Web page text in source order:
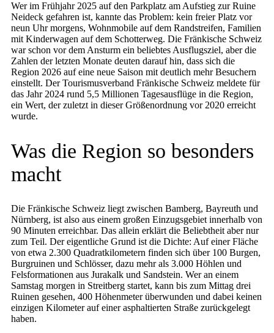
Wer im Frühjahr 2025 auf den Parkplatz am Aufstieg zur Ruine
Neideck gefahren ist, kannte das Problem: kein freier Platz vor
neun Uhr morgens, Wohnmobile auf dem Randstreifen, Familien
mit Kinderwagen auf dem Schotterweg. Die Fränkische Schweiz
war schon vor dem Ansturm ein beliebtes Ausflugsziel, aber die
Zahlen der letzten Monate deuten darauf hin, dass sich die
Region 2026 auf eine neue Saison mit deutlich mehr Besuchern
einstellt. Der Tourismusverband Fränkische Schweiz meldete für
das Jahr 2024 rund 5,5 Millionen Tagesausflüge in die Region,
ein Wert, der zuletzt in dieser Größenordnung vor 2020 erreicht
wurde.
Was die Region so besonders
macht
Die Fränkische Schweiz liegt zwischen Bamberg, Bayreuth und
Nürnberg, ist also aus einem großen Einzugsgebiet innerhalb von
90 Minuten erreichbar. Das allein erklärt die Beliebtheit aber nur
zum Teil. Der eigentliche Grund ist die Dichte: Auf einer Fläche
von etwa 2.300 Quadratkilometern finden sich über 100 Burgen,
Burgruinen und Schlösser, dazu mehr als 3.000 Höhlen und
Felsformationen aus Jurakalk und Sandstein. Wer an einem
Samstag morgen in Streitberg startet, kann bis zum Mittag drei
Ruinen gesehen, 400 Höhenmeter überwunden und dabei keinen
einzigen Kilometer auf einer asphaltierten Straße zurückgelegt
haben.